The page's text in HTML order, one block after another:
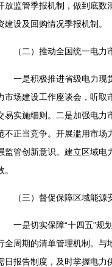
放监管季报机制，做到底数
建设及回购情况季报机制。
（二）推动全国统一电力
一是积极推进省级电力现
市场建设工作座谈会，听取
易实施细则。二是加强电力
不正当竞争。开展滥用市场
监管创新意识。建立区域电
。
（三）督促保障区域能
一是切实保障“十四五”规
全周期的清单管理机制。与
日报告制度，及时掌握电力